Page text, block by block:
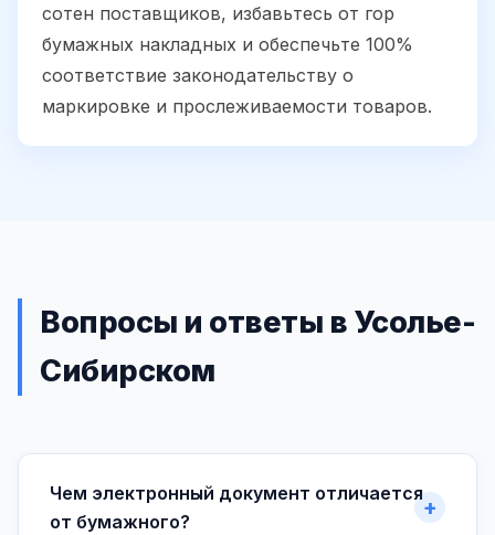
сотен поставщиков, избавьтесь от гор
бумажных накладных и обеспечьте 100%
соответствие законодательству о
маркировке и прослеживаемости товаров.
Вопросы и ответы в Усолье-
Сибирском
Чем электронный документ отличается
от бумажного?